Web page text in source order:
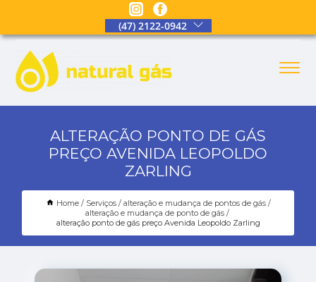
(47) 2122-0942
ALTERAÇÃO PONTO DE GÁS
PREÇO AVENIDA LEOPOLDO
ZARLING
Home Serviços
alteração e mudança de pontos de gás
alteração e mudança de ponto de gás
alteração ponto de gás preço Avenida Leopoldo Zarling